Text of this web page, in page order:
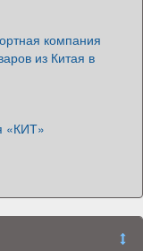
компания
из Китая в
«КИТ»